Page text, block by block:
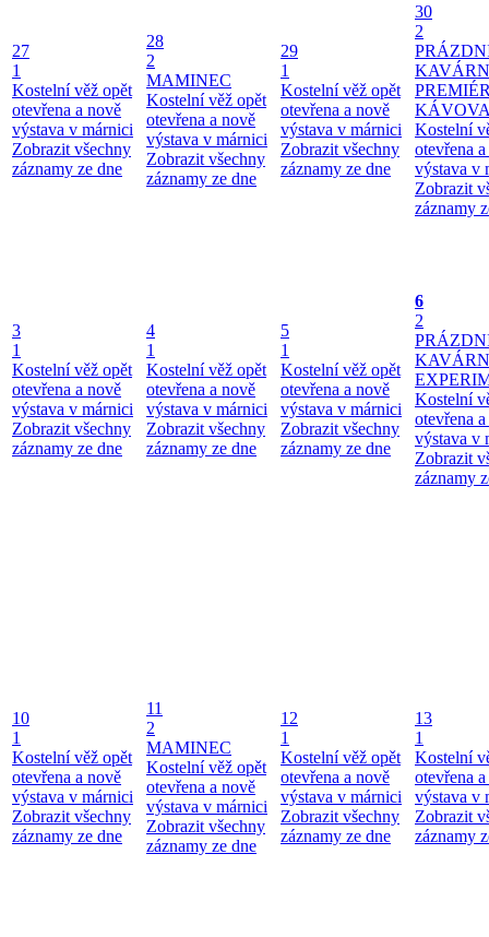
27
1
Kostelní věž opět
otevřena a nově
výstava v márnici
Zobrazit všechny
záznamy ze dne
28
2
MAMINEC
Kostelní věž opět
otevřena a nově
výstava v márnici
Zobrazit všechny
záznamy ze dne
29
1
Kostelní věž opět
otevřena a nově
výstava v márnici
Zobrazit všechny
záznamy ze dne
30
2
Kostelní
otevřena
výstava v
Zobrazit
záznamy
3
1
Kostelní věž opět
otevřena a nově
výstava v márnici
Zobrazit všechny
záznamy ze dne
4
1
Kostelní věž opět
otevřena a nově
výstava v márnici
Zobrazit všechny
záznamy ze dne
5
1
Kostelní věž opět
otevřena a nově
výstava v márnici
Zobrazit všechny
záznamy ze dne
6
2
Kostelní
otevřena
výstava v
Zobrazit
záznamy
10
1
Kostelní věž opět
otevřena a nově
výstava v márnici
Zobrazit všechny
záznamy ze dne
11
2
MAMINEC
Kostelní věž opět
otevřena a nově
výstava v márnici
Zobrazit všechny
záznamy ze dne
12
1
Kostelní věž opět
otevřena a nově
výstava v márnici
Zobrazit všechny
záznamy ze dne
13
1
Kostelní
otevřena
výstava v
Zobrazit
záznamy